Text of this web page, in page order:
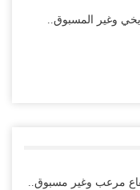
وغير المسبوق..
مرعب وغير مسبوق..